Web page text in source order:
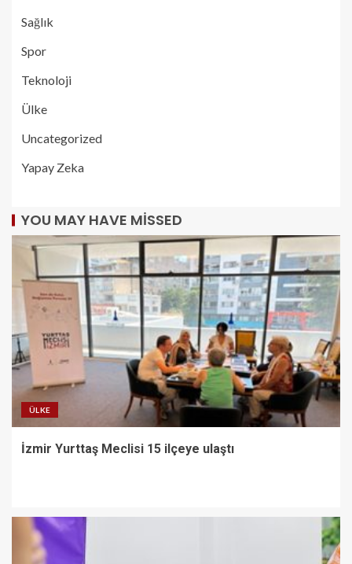
Sağlık
Spor
Teknoloji
Ülke
Uncategorized
Yapay Zeka
YOU MAY HAVE MISSED
ÜLKE
İzmir Yurttaş Meclisi 15 ilçeye ulaştı